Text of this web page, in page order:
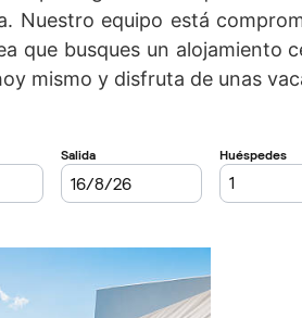
Nuestro equipo está
que busques un alojamiento
mismo y disfruta de unas